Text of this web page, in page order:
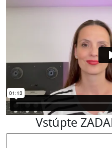
Vstúpte